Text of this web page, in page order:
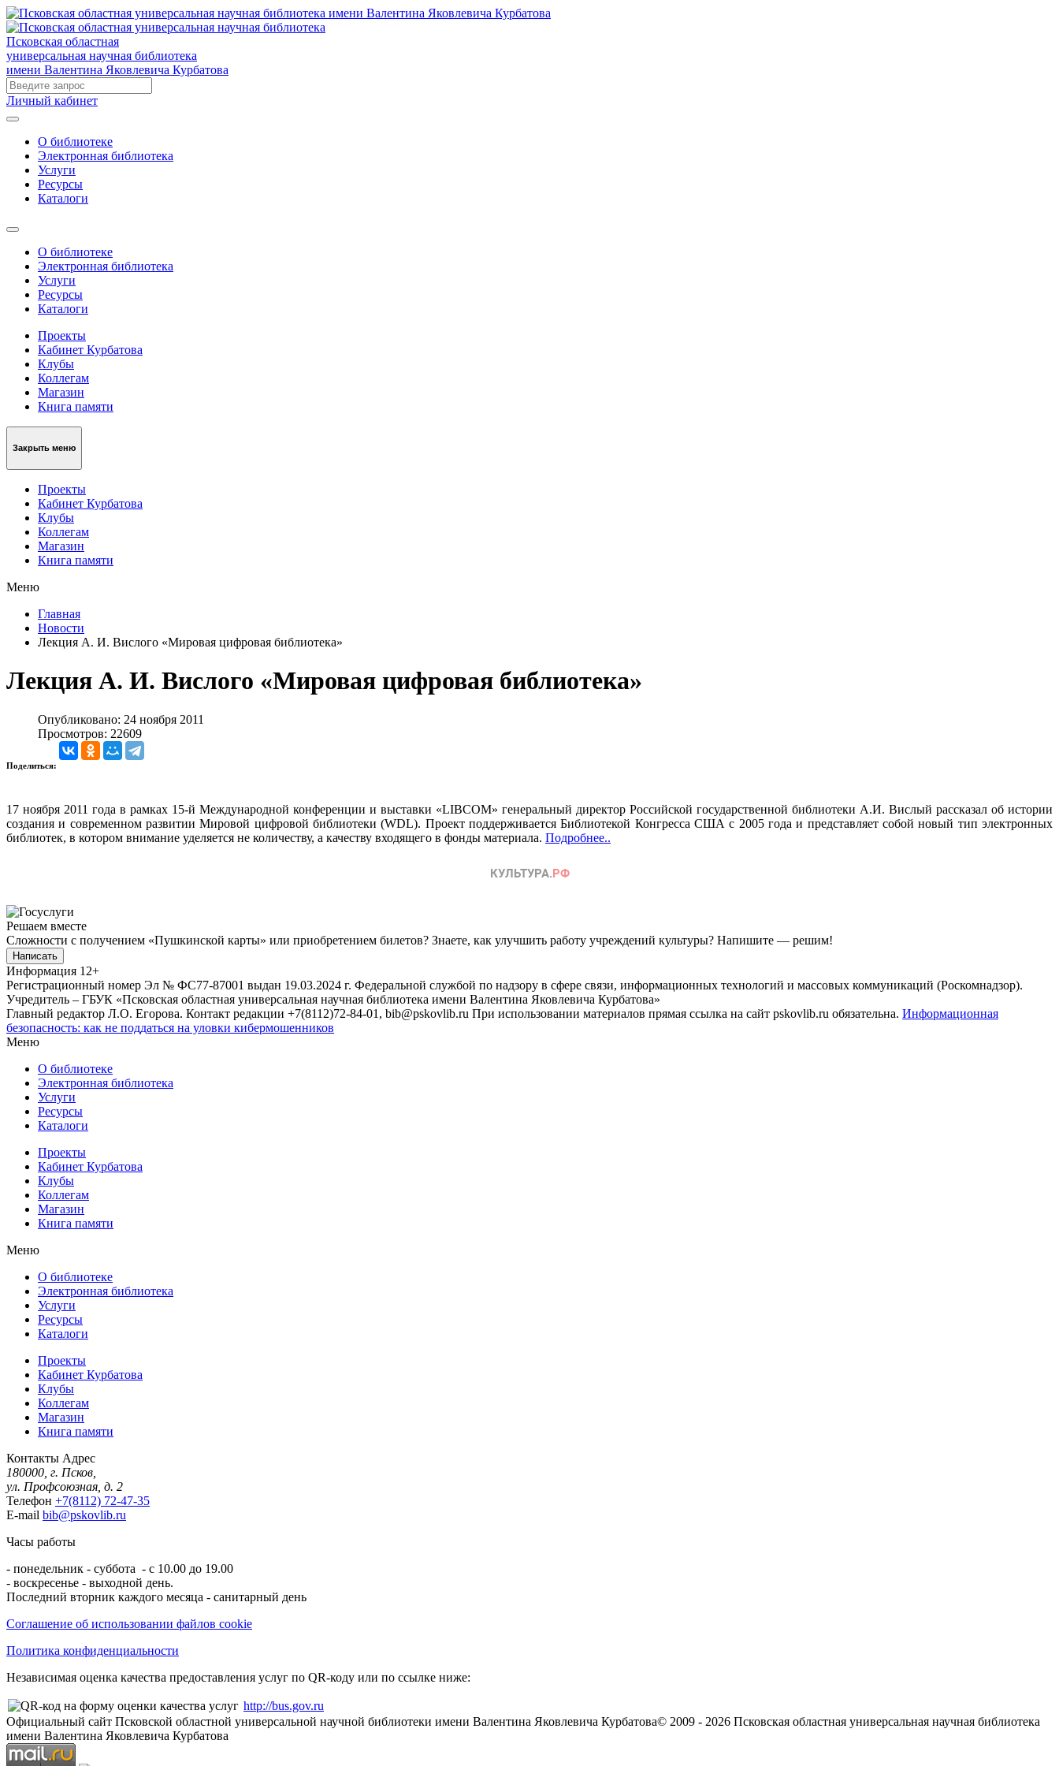
Псковская областная
универсальная научная библиотека
имени Валентина Яковлевича Курбатова
Личный кабинет
О библиотеке
Электронная библиотека
Услуги
Ресурсы
Каталоги
О библиотеке
Электронная библиотека
Услуги
Ресурсы
Каталоги
Проекты
Кабинет Курбатова
Клубы
Коллегам
Магазин
Книга памяти
Закрыть меню
Проекты
Кабинет Курбатова
Клубы
Коллегам
Магазин
Книга памяти
Меню
Главная
Новости
Лекция А. И. Вислого «Мировая цифровая библиотека»
Лекция А. И. Вислого «Мировая цифровая библиотека»
Опубликовано: 24 ноября 2011
Просмотров: 22609
Поделиться:
17 ноября 2011 года в рамках 15-й Международной конференции и выставки «LIBCOM» генеральный директор Российской государственной библиотеки А.И. Вислый рассказал об истории
создания и современном развитии Мировой цифровой библиотеки (WDL). Проект поддерживается Библиотекой Конгресса США с 2005 года и представляет собой новый тип электронных
библиотек, в котором внимание уделяется не количеству, а качеству входящего в фонды материала. Подробнее..
Решаем вместе
Сложности с получением «Пушкинской карты» или приобретением билетов? Знаете, как улучшить работу учреждений культуры? Напишите — решим!
Написать
Информация 12+
Регистрационный номер Эл № ФС77-87001 выдан 19.03.2024 г. Федеральной службой по надзору в сфере связи, информационных технологий и массовых коммуникаций (Роскомнадзор).
Учредитель – ГБУК «Псковская областная универсальная научная библиотека имени Валентина Яковлевича Курбатова»
Главный редактор Л.О. Егорова. Контакт редакции +7(8112)72-84-01, bib@pskovlib.ru При использовании материалов прямая ссылка на сайт pskovlib.ru обязательна. Информационная
безопасность: как не поддаться на уловки кибермошенников
Меню
О библиотеке
Электронная библиотека
Услуги
Ресурсы
Каталоги
Проекты
Кабинет Курбатова
Клубы
Коллегам
Магазин
Книга памяти
Меню
О библиотеке
Электронная библиотека
Услуги
Ресурсы
Каталоги
Проекты
Кабинет Курбатова
Клубы
Коллегам
Магазин
Книга памяти
Контакты Адрес
180000, г. Псков,
ул. Профсоюзная, д. 2
Телефон +7(8112) 72-47-35
E-mail bib@pskovlib.ru
Часы работы
- понедельник - суббота - с 10.00 до 19.00
- воскресенье - выходной день.
Последний вторник каждого месяца - санитарный день
Соглашение об использовании файлов cookie
Политика конфиденциальности
Независимая оценка качества предоставления услуг по QR-коду или по ссылке ниже:
http://bus.gov.ru
Официальный сайт Псковской областной универсальной научной библиотеки имени Валентина Яковлевича Курбатова© 2009 - 2026 Псковская областная универсальная научная библиотека
имени Валентина Яковлевича Курбатова